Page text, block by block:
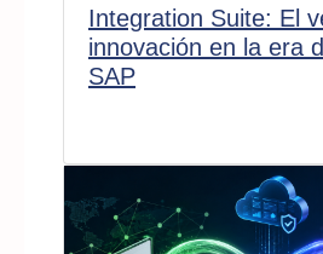
Integration Suite: El
innovación en la era
SAP